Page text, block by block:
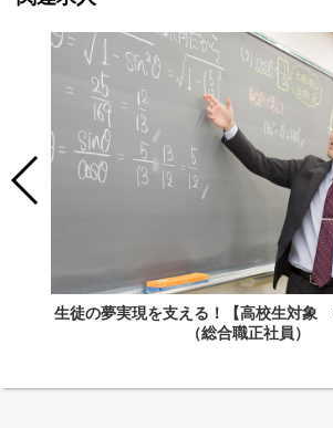
生徒の夢実現を支える！【高校生対象
（総合職正社員）